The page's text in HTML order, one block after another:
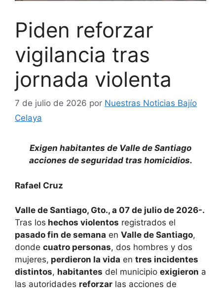
Piden reforzar
vigilancia tras
jornada violenta
7 de julio de 2026 por Nuestras Noticias Bajío
Celaya
Exigen habitantes de Valle de Santiago
acciones de seguridad tras homicidios.
Rafael Cruz
Valle de Santiago, Gto., a 07 de julio de 2026-.
Tras los hechos violentos registrados el
pasado fin de semana en Valle de Santiago,
donde cuatro personas, dos hombres y dos
mujeres, perdieron la vida en tres incidentes
distintos, habitantes del municipio exigieron a
las autoridades reforzar las acciones de